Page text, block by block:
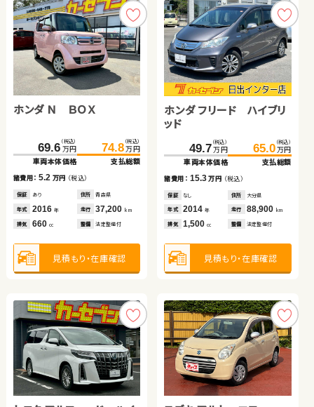
ホンダ Ｎ ＢＯＸ
69.6 （税込）
万円
車両本体価格
74.8 （税込）
万円
支払総額
諸費用：5.2 万円 （税込）
保証 あり 住所 青森県
年式 2016 年 走行 37,200 km
排気 660 cc 整備 法定整備付
見積もり・在庫確認
ホンダ フリード ハイブリ
ッド
49.7 （税込）
万円
車両本体価格
65.0 （税込）
万円
支払総額
諸費用： 15.3万円 （税込）
保証 なし 住所 大分県
年式 2014年 走行 88,900 km
排気 1,500cc 整備 法定整備付
見積もり・在庫確認
日産 セレナ
168.0 （税込）
万円
車両本体価格
179.7 （税込）
万円
支払総額
諸費用：11.7万円（税込）
保証 あり 住所 大分県
年式 2019 年 走行 58,800 km
排気 2,000 整備 法定整備付
見積もり・在庫確認
トヨタ ヴェルファイア
131.4 （税込）
万円
車両本体価格
149.5 （税込）
万円
支払総額
諸費用： 18.1万円 （税込）
保証 あり 住所 岩手県
年式 2013年 走行 87,000 km
排気 2,400cc 整備 法定整備付
見積もり・在庫確認
ダイハツ タント
119.9万円
車両本体価格
諸費用：7.9 万円 （税込）
保証 あり 住所 宮城県
排気 660 整備 法定整備付
ホンダ フリード
94.0 （税込）
万円
車両本体価格
110.0 （税込）
万円
支払総額
諸費用： 16.0万円 （税込）
保証 なし 住所 宮城県
年式 2015年 走行 46,000 km
排気 1,500cc 整備 法定整備付
見積もり・在庫確認